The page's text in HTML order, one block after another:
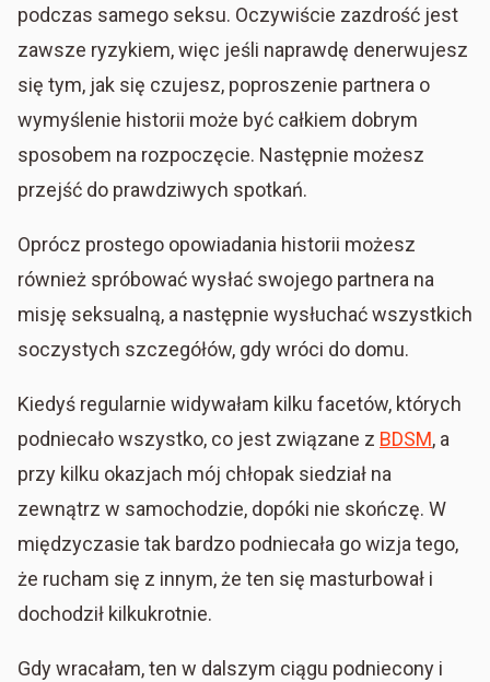
podczas samego seksu. Oczywiście zazdrość jest
zawsze ryzykiem, więc jeśli naprawdę denerwujesz
się tym, jak się czujesz, poproszenie partnera o
wymyślenie historii może być całkiem dobrym
sposobem na rozpoczęcie. Następnie możesz
przejść do prawdziwych spotkań.
Oprócz prostego opowiadania historii możesz
również spróbować wysłać swojego partnera na
misję seksualną, a następnie wysłuchać wszystkich
soczystych szczegółów, gdy wróci do domu.
Kiedyś regularnie widywałam kilku facetów, których
podniecało wszystko, co jest związane z BDSM, a
przy kilku okazjach mój chłopak siedział na
zewnątrz w samochodzie, dopóki nie skończę. W
międzyczasie tak bardzo podniecała go wizja tego,
że rucham się z innym, że ten się masturbował i
dochodził kilkukrotnie.
Gdy wracałam, ten w dalszym ciągu podniecony i